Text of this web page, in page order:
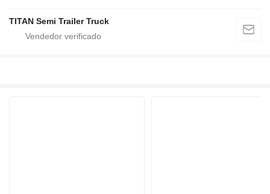
TITAN Semi Trailer Truck